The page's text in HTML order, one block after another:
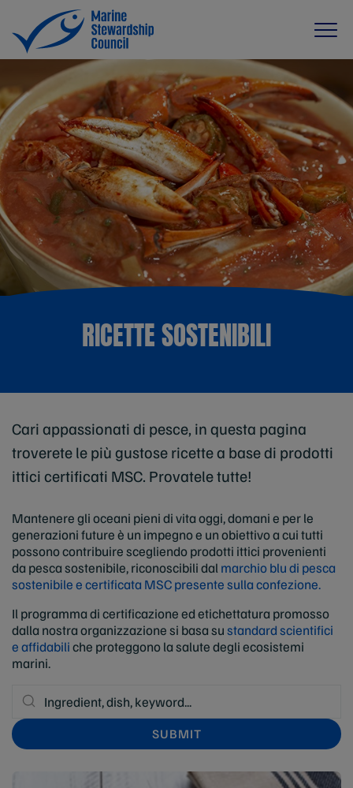
RICETTE SOSTENIBILI
Cari appassionati di pesce, in questa pagina
troverete le più gustose ricette a base di prodotti
ittici certificati MSC. Provatele tutte!
Mantenere gli oceani pieni di vita oggi, domani e per le
generazioni future è un impegno e un obiettivo a cui tutti
possono contribuire scegliendo prodotti ittici provenienti
da pesca sostenibile, riconoscibili dal marchio blu di pesca
sostenibile e certificata MSC presente sulla confezione.
Il programma di certificazione ed etichettatura promosso
dalla nostra organizzazione si basa sustandard scientifici
e affidabiliche proteggono la salute degli ecosistemi
marini.